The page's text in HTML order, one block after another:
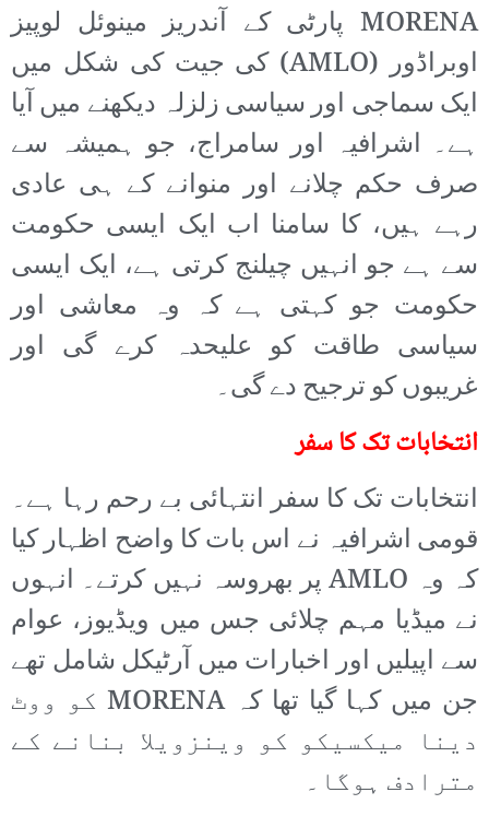
MORENA پارٹی کے آندریز مینوئل لوپیز
اوبراڈور (AMLO) کی جیت کی شکل میں
ایک سماجی اور سیاسی زلزلہ دیکھنے میں آیا
ہے۔ اشرافیہ اور سامراج، جو ہمیشہ سے
صرف حکم چلانے اور منوانے کے ہی عادی
رہے ہیں، کا سامنا اب ایک ایسی حکومت
سے ہے جو انہیں چیلنج کرتی ہے، ایک ایسی
حکومت جو کہتی ہے کہ وہ معاشی اور
سیاسی طاقت کو علیحدہ کرے گی اور
غریبوں کو ترجیح دے گی۔
انتخابات تک کا سفر
انتخابات تک کا سفر انتہائی بے رحم رہا ہے۔
قومی اشرافیہ نے اس بات کا واضح اظہار کیا
کہ وہ AMLO پر بھروسہ نہیں کرتے۔ انہوں
نے میڈیا مہم چلائی جس میں ویڈیوز، عوام
سے اپیلیں اور اخبارات میں آرٹیکل شامل تھے
جن میں کہا گیا تھا کہ MORENA کو ووٹ
دینا میکسیکو کو وینزویلا بنانے کے
مترادف ہوگا۔